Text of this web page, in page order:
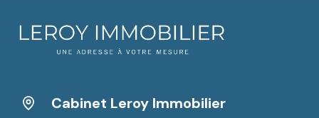
Cabinet Leroy Immobilier